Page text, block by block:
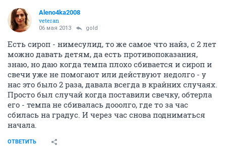
Aleno4ka2008
veteran
06 мая 2013 gold
Есть сироп - нимесулид, то же самое что найз, с 2 лет
можно давать детям, да есть противопоказания,
знаю, но даю когда темпа плохо сбивается и сироп и
свечи уже не помогают или действуют недолго - у
нас это было 2 раза, давала всегда в крайних случаях.
Просто был случай когда поставили свечку, обтерла
его - темпа не сбивалась дооолго, где то за час
сбилась на градус. И через час снова подниматься
начала.
ОТВЕТИТЬ